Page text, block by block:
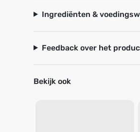
Ingrediënten &
Feedback over het
Bekijk ook